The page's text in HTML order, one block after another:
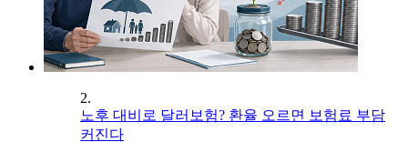
2.
노후 대비로 달러보험? 환율 오르면 보험료 부담
커진다